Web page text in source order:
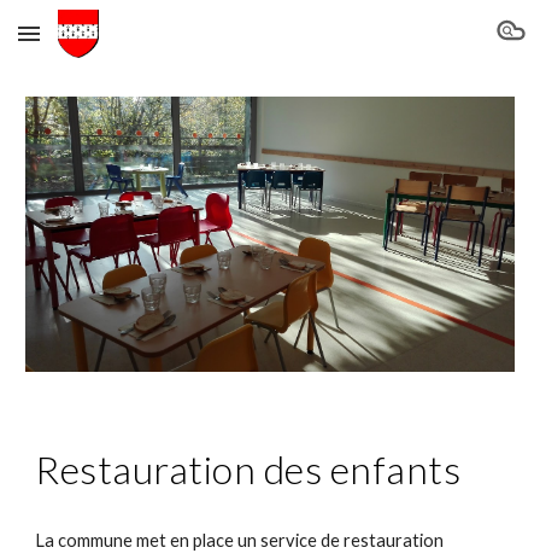
Skip to main content Skip to navigation
Restauration des enfants
La commune met en place un service de restauration